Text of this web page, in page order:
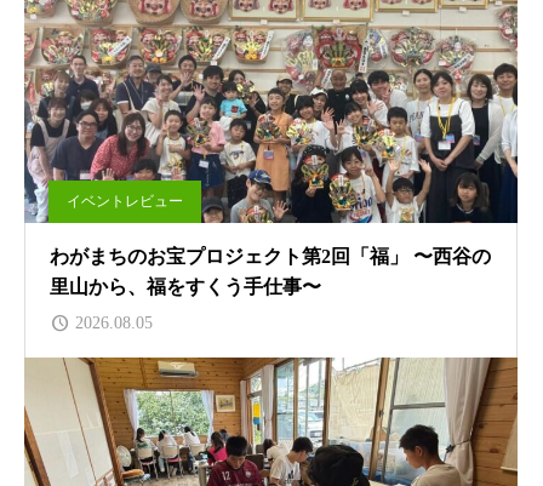
イベントレビュー
わがまちのお宝プロジェクト第2回「福」 〜西谷の
里山から、福をすくう手仕事〜
2026.08.05